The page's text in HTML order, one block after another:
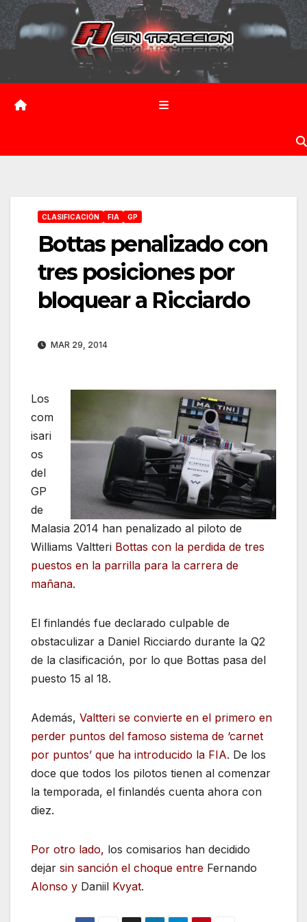
Saltar
contenido
CLASIFICACIÓN FIA GP
Bottas penalizado con
tres posiciones por
bloquear a Ricciardo
MAR 29, 2014
Los
com
isari
os
del
GP
de
Malasia 2014 han penalizado al piloto de
Williams Valtteri Bottas con la perdida de tres
puestos en la parrilla para la carrera de
mañana.
El finlandés fue declarado culpable de
obstaculizar a Daniel Ricciardo durante la Q2
de la clasificación, por lo que Bottas pasa del
puesto 15 al 18.
Además, Valtteri se convierte en el primero en
perder puntos del famoso sistema de ‘carnet
por puntos’ que ha introducido la FIA. De los
doce que todos los pilotos tienen al comenzar
la temporada, el finlandés cuenta ahora con
diez.
Por otro lado, los comisarios han decidido
dejar sin sanción el choque entre Fernando
Alonso y Daniil Kvyat.